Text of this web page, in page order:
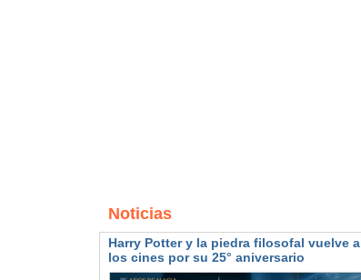
Noticias
Harry Potter y la piedra filosofal vuelve a
los cines por su 25° aniversario